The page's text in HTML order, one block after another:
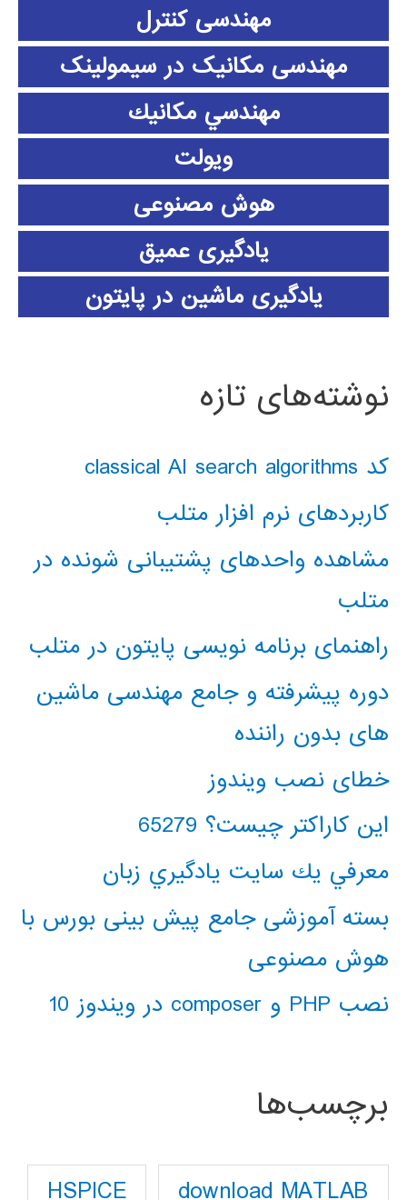
مهندسی کنترل
مهندسی مکانیک در سیمولینک
مهندسي مكانيك
ویولت
هوش مصنوعی
یادگیری عمیق
یادگیری ماشین در پایتون
نوشته‌های تازه
کد classical AI search algorithms
کاربردهای نرم افزار متلب
مشاهده واحدهای پشتیبانی شونده در
متلب
راهنمای برنامه نویسی پایتون در متلب
دوره پیشرفته و جامع مهندسی ماشین
های بدون راننده
خطای نصب ویندوز
این کاراکتر چیست؟ 65279
معرفي يك سايت يادگيري زبان
بسته آموزشی جامع پیش بینی بورس با
هوش مصنوعی
نصب PHP و composer در ویندوز 10
برچسب‌ها
download MATLAB
HSPICE